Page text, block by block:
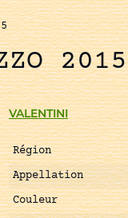
2015
VALENTINI
Région
Appellation
Couleur